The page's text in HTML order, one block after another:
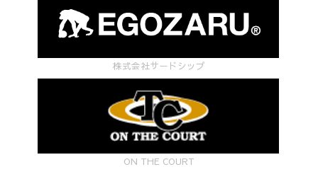
株式会社サードシップ
ON THE COURT